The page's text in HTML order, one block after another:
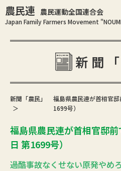
農民連 農民運動全国連合会
Japan Family Farmers Movement
新聞
新聞「農民」
福島県農民連が首相官
1699号）
福島県農民連が首相官邸
日 第1699号）
過酷事故なくせない原発やめろ